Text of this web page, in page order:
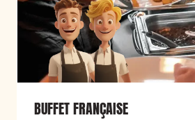
BUFFET FRANÇAISE